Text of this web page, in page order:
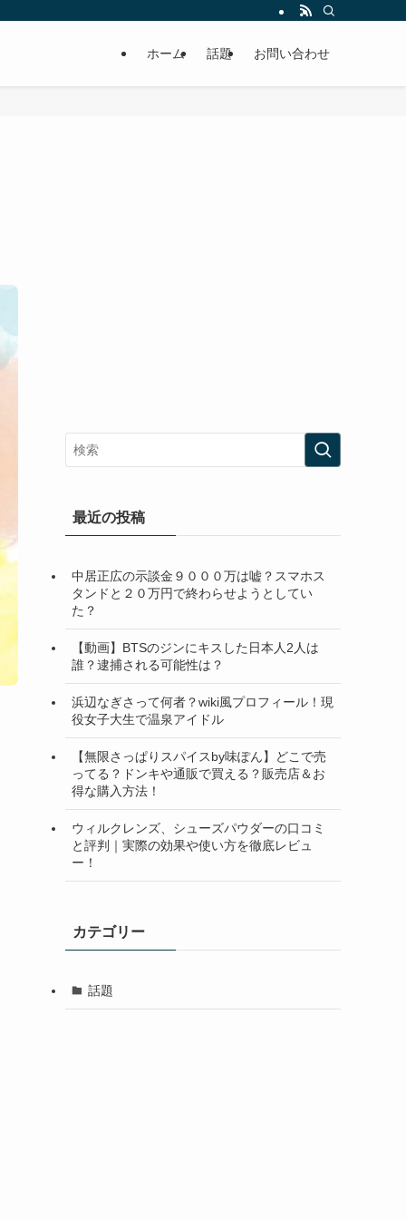
ホーム 話題 お問い合わせ
最近の投稿
中居正広の示談金９０００万は嘘？スマホス
タンドと２０万円で終わらせようとしてい
た？
【動画】BTSのジンにキスした日本人2人は
誰？逮捕される可能性は？
浜辺なぎさって何者？wiki風プロフィール！現
役女子大生で温泉アイドル
【無限さっぱりスパイスby味ぽん】どこで売
ってる？ドンキや通販で買える？販売店＆お
得な購入方法！
ウィルクレンズ、シューズパウダーの口コミ
と評判｜実際の効果や使い方を徹底レビュ
ー！
カテゴリー
話題